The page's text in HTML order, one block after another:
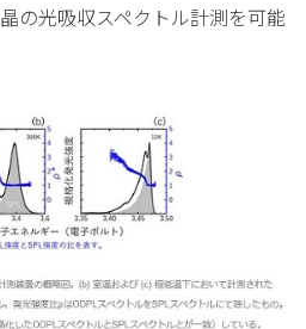
の光吸収スペクトル計測を可能